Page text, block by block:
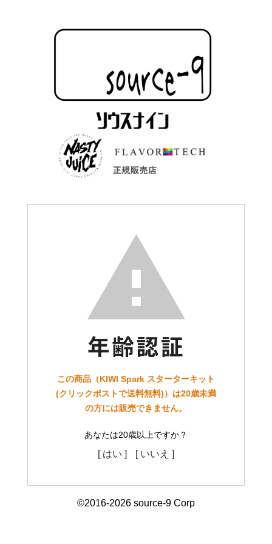
この商品（KIWI Spark スターターキット
(クリックポストで送料無料)）は20歳未満
の方には販売できません。
あなたは20歳以上ですか？
[ はい ] [ いいえ ]
©2016-2026 source-9 Corp